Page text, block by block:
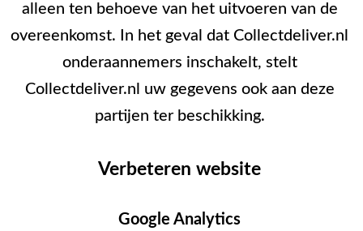
alleen ten behoeve van het uitvoeren van de
overeenkomst. In het geval dat Collectdeliver.nl
onderaannemers inschakelt, stelt
Collectdeliver.nl uw gegevens ook aan deze
partijen ter beschikking.
Verbeteren website
Google Analytics